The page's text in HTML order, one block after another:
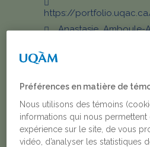
https://
Anastasie_Amboule-
Préférences en matière de
Nous utilisons des témoins
informations qui nous permettent
expérience sur le site, de vous
vidéo, d’analyser les statistiques